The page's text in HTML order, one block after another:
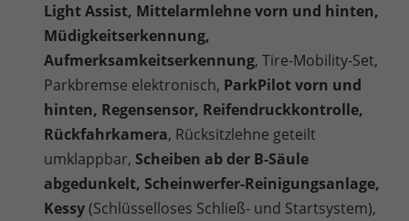
Light Assist, Mittelarmlehne vorn und hinten,
Müdigkeitserkennung,
Aufmerksamkeitserkennung, Tire-Mobility-Set,
Parkbremse elektronisch, ParkPilot vorn und
hinten, Regensensor, Reifendruckkontrolle,
Rückfahrkamera, Rücksitzlehne geteilt
umklappbar, Scheiben ab der B-Säule
abgedunkelt, Scheinwerfer-Reinigungsanlage,
Kessy(Schlüsselloses Schließ- und Startsystem),